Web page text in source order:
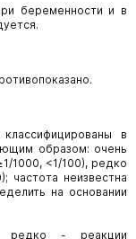
беременности и в
в
образом: очень
1000, <1/100), редко
частота неизвестна
на основании
- реакции